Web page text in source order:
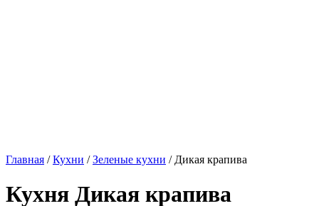
Главная /Кухни /Зеленые кухни / Дикая крапива
Кухня Дикая крапива